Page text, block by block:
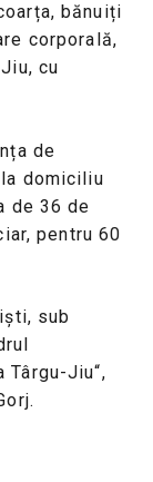
bănuiți
corporală,
cu
de
domiciliu
de 36 de
pentru 60
sub
Târgu-Jiu“,